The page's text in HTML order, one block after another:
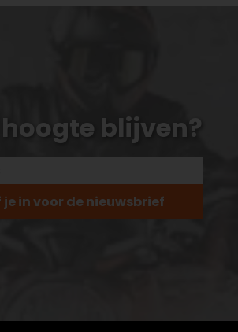
hoogte blijven?
je in voor de nieuwsbrief